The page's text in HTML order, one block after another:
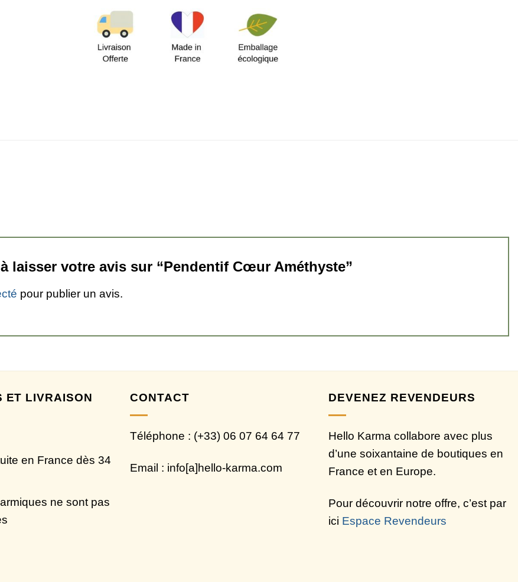
laisser votre avis sur “Pendentif Cœur Améthyste”
pour publier un avis.
ET LIVRAISON
en France dès 34
ne sont pas
CONTACT
Téléphone : (+33) 06 07 64 64 77
Email : info[a]hello-karma.com
DEVENEZ REVENDEURS
Hello Karma collabore avec plus
d’une soixantaine de boutiques en
France et en Europe.
Pour découvrir notre offre, c’est par
ici Espace Revendeurs